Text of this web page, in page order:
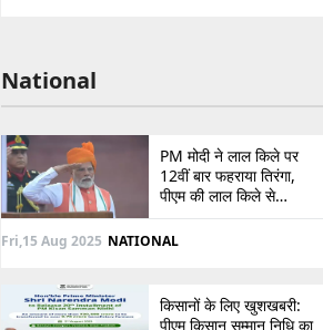
National
PM मोदी ने लाल किले पर
12वीं बार फहराया तिरंगा,
पीएम की लाल किले से
पाकिस्तान को सीधी
ललकार, प्रधानमंत्री ने 103
Fri,15 Aug 2025 NATIONAL
किसानों के लिए खुशखबरी:
पीएम किसान सम्मान निधि का